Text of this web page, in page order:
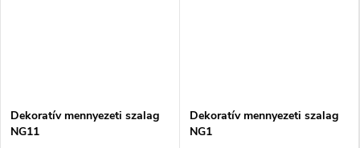
Dekoratív mennyezeti szalag
NG11
Dekoratív mennyezeti szalag
NG1